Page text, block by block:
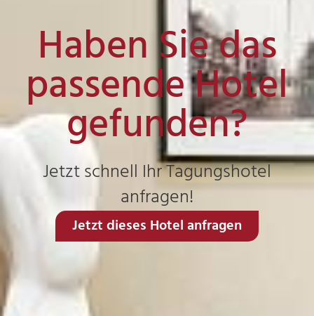
Haben Sie das
passende Hotel
gefunden?
Jetzt schnell Ihr Tagungshotel
anfragen!
Jetzt dieses Hotel anfragen